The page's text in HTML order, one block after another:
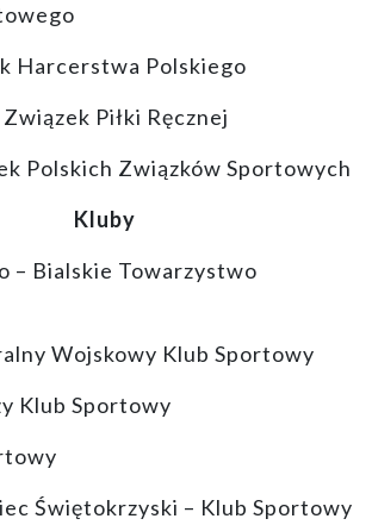
Harcerstwa Polskiego
Piłki Ręcznej
Polskich Związków Sportowych
Kluby
– Bialskie Towarzystwo
Wojskowy Klub Sportowy
Klub Sportowy
Świętokrzyski – Klub Sportowy